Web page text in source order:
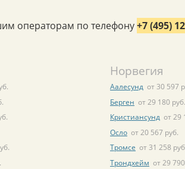
операторам по телефону+7 (495)
Норвегия
Аалесунд от 30 597
Берген от 29 180 руб.
Кристиансунд от 29
Осло от 20 567 руб.
Тромсе от 31 258
Трондхейм от 29